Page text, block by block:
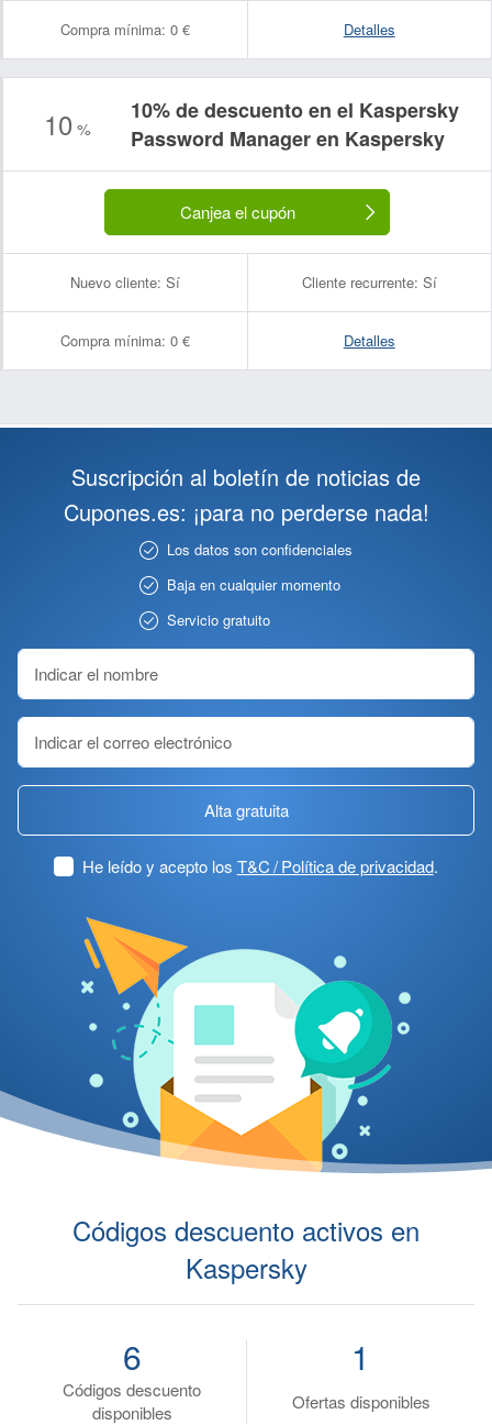
Compra mínima: 0 € Detalles
10 %
10% de descuento en el Kaspersky
Password Manager en Kaspersky
Canjea el cupón
Nuevo cliente: Sí Cliente recurrente: Sí
Compra mínima: 0 € Detalles
Suscripción al boletín de noticias de
Cupones.es: ¡para no perderse nada!
Los datos son confidenciales
Baja en cualquier momento
Servicio gratuito
Alta gratuita
He leído y acepto los T&C / Política de privacidad.
Códigos descuento activos en
Kaspersky
Códigos descuento
disponibles
6
Ofertas disponibles
1